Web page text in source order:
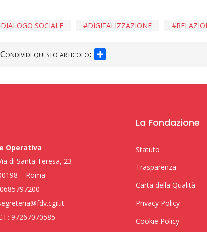
DIGITALIZZAZIONE
DIALOGO SOCIALE
Condividi questo articolo:
Operativa
di Santa Teresa, 23
– Roma
0685797200
97267070585
La Fondazione
Statuto
Trasparenza
Carta della Qualità
Privacy Policy
Cookie Policy